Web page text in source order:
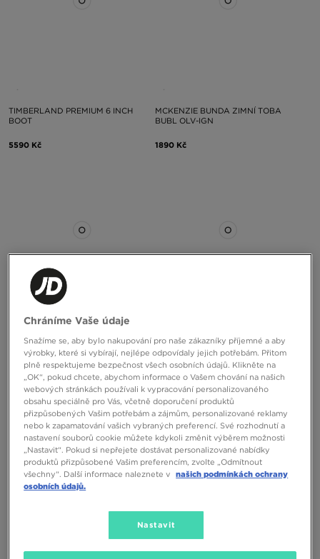
TIMBERLAND PREMIUM 6 INCH
BOOT
5590 Kč
MCKENZIE BUNDA ZIMNÍ TOBA
BUBL OLV-IGN
1890 Kč
ONLY AT
SUPPLY&DEMAND BUNDA LONG
PARKA COMMAND WJACKET
2890 Kč
SUPPLY&DEMAND BUNDA VIMA
WJACKET
2390 Kč
Chráníme Vaše údaje
Snažíme se, aby bylo nakupování pro naše zákazníky příjemné a aby
výrobky, které si vybírají, nejlépe odpovídaly jejich potřebám. Přitom
plně respektujeme bezpečnost všech osobních údajů. Klikněte na
„OK“, pokud chcete, abychom informace o Vašem chování na našich
webových stránkách používali k vypracování personalizovaného
obsahu speciálně pro Vás, včetně doporučení produktů
přizpůsobených Vašim potřebám a zájmům, personalizované reklamy
nebo k zapamatování vašich vybraných preferencí. Své rozhodnutí a
nastavení souborů cookie můžete kdykoli změnit výběrem možnosti
„Nastavit“. Pokud si nepřejete dostávat personalizované nabídky
produktů přizpůsobené Vašim preferencím, zvolte „Odmítnout
všechny“. Další informace naleznete v našich podmínkách ochrany
osobních údajů.
Nastavit